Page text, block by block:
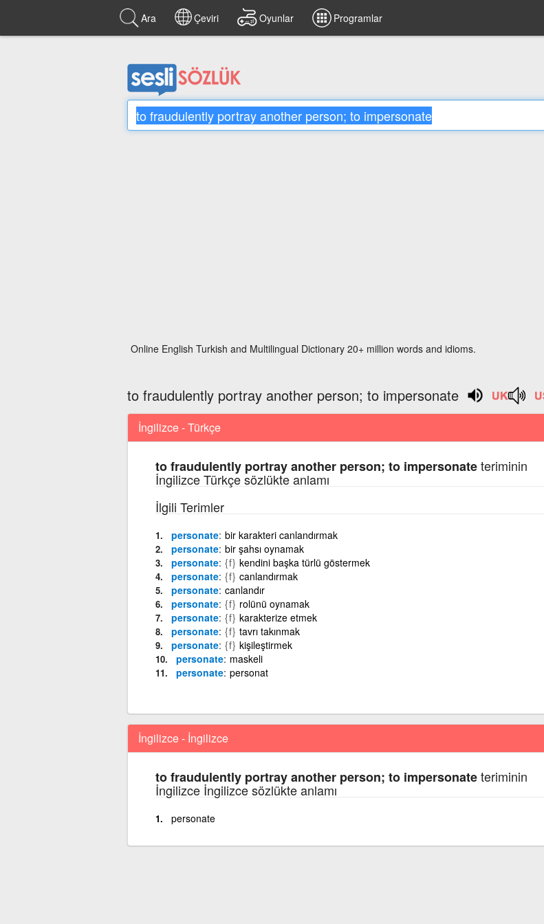
Ara Çeviri Oyunlar Programlar
Online English Turkish and Multilingual Dictionary 20+ million words and idioms.
to fraudulently portray another person; to impersonate
İngilizce - Türkçe
to fraudulently portray another person; to impersonateteriminin
İngilizce Türkçe sözlükte anlamı
İlgili Terimler
personate bir karakteri canlandırmak
personate bir şahsı oynamak
personate {f} kendini başka türlü göstermek
personate {f} canlandırmak
personate canlandır
personate {f} rolünü oynamak
personate {f} karakterize etmek
personate {f} tavrı takınmak
personate {f} kişileştirmek
personate maskeli
personate personat
İngilizce - İngilizce
to fraudulently portray another person; to impersonateteriminin
İngilizce İngilizce sözlükte anlamı
personate